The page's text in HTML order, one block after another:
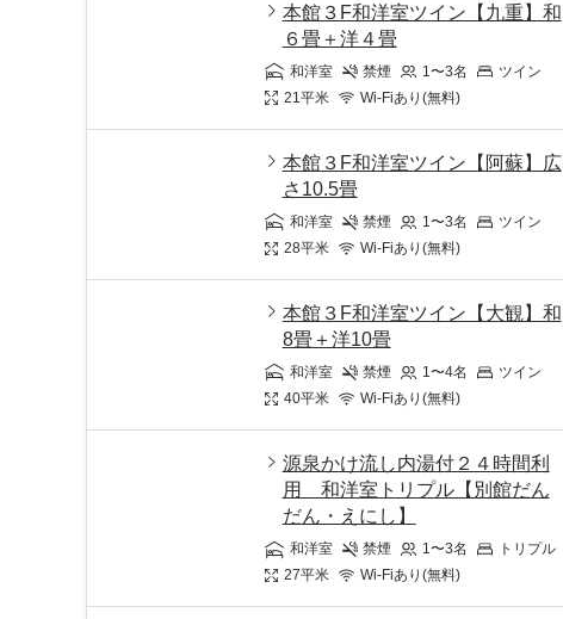
本館３F和洋室ツイン【九重】和
６畳＋洋４畳
和洋室 禁煙 1〜3名
ツイン
21 平米 Wi-Fiあり(無料)
本館３F和洋室ツイン【阿蘇】広
さ10.5畳
和洋室 禁煙 1〜3名
ツイン
28平米 Wi-Fiあり(無料)
本館３F和洋室ツイン【大観】和
8畳＋洋10畳
和洋室 禁煙 1〜4名
ツイン
40平米 Wi-Fiあり(無料)
源泉かけ流し内湯付２４時間利
用 和洋室トリプル【別館だん
だん・えにし】
和洋室 禁煙 1〜3名
トリプル
27平米 Wi-Fiあり(無料)